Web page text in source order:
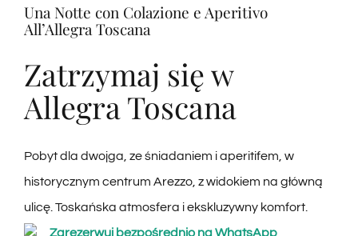
Una Notte con Colazione e Aperitivo
All’Allegra Toscana
Zatrzymaj się w
Allegra Toscana
Pobyt dla dwojga, ze śniadaniem i aperitifem, w
historycznym centrum Arezzo, z widokiem na główną
ulicę. Toskańska atmosfera i ekskluzywny komfort.
Zarezerwuj bezpośrednio na WhatsApp